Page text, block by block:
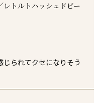
レトルトハッシュドビー
じられてクセになりそう